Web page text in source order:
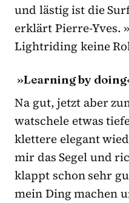
und lästig ist die
erklärt Pierre-Yves.
Lightriding keine
»Learning by
Na gut, jetzt aber
watschele etwas
klettere elegant
mir das Segel und
klappt schon sehr
mein Ding machen